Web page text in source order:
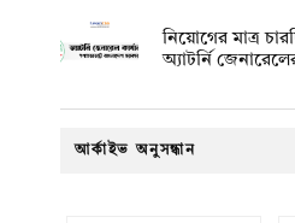
নিয়োগের মাত্র
অ্যাটর্নি
আর্কাইভ অনুসন্ধান